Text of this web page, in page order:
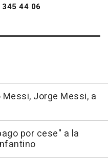
345 44 06
Jorge Messi, a
por cese" a la